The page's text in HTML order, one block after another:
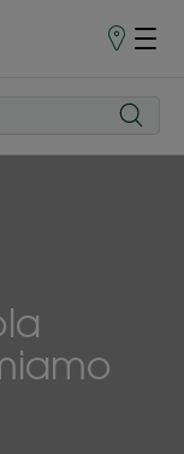
Punti